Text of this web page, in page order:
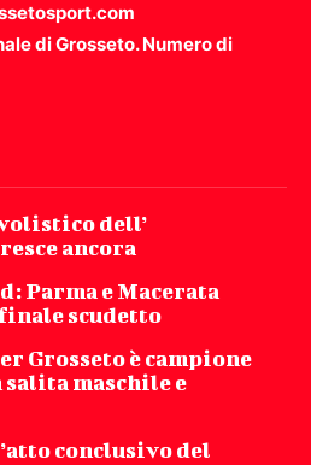
di Grosseto. Numero di
dell’
ancora
Parma e Macerata
scudetto
Grosseto è campione
salita maschile e
conclusivo del